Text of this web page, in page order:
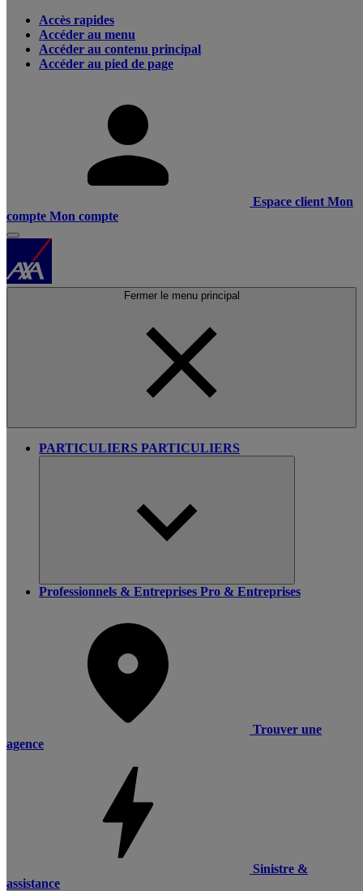
Accès rapides
Accéder au menu
Accéder au contenu principal
Accéder au pied de page
Espace client Mon
compte Mon compte
Fermer le menu principal
PARTICULIERS PARTICULIERS
Professionnels & Entreprises Pro & Entreprises
Trouver une
agence
Sinistre &
assistance